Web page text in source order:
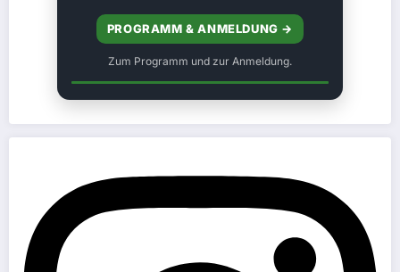
PROGRAMM & ANMELDUNG →
Zum Programm und zur Anmeldung.